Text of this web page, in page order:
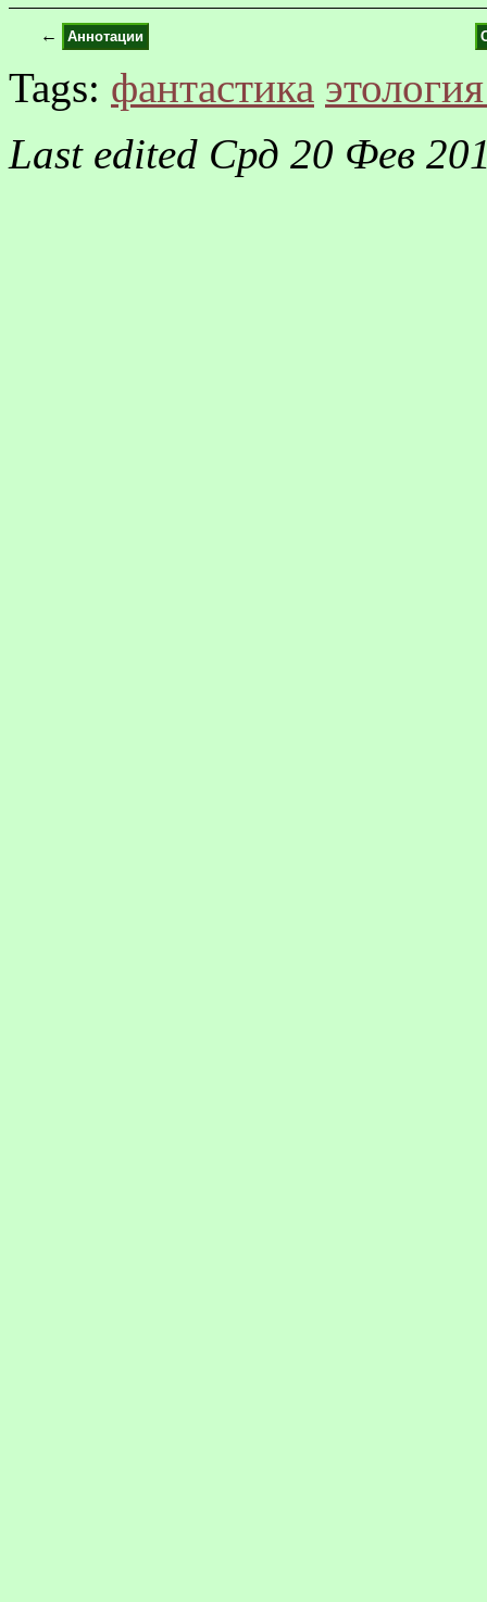
← Аннотации
Tags: фантастика
Last edited Срд 20 Фев